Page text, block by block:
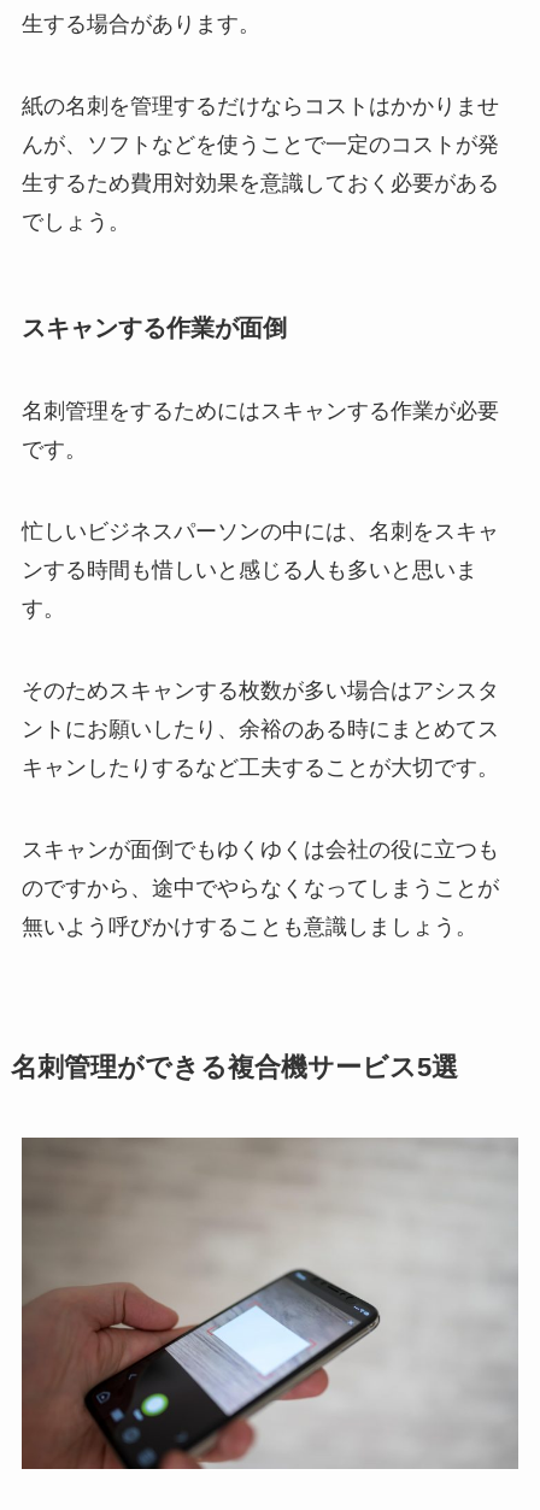
生する場合があります。
紙の名刺を管理するだけならコストはかかりませ
んが、ソフトなどを使うことで一定のコストが発
生するため費用対効果を意識しておく必要がある
でしょう。
スキャンする作業が面倒
名刺管理をするためにはスキャンする作業が必要
です。
忙しいビジネスパーソンの中には、名刺をスキャ
ンする時間も惜しいと感じる人も多いと思いま
す。
そのためスキャンする枚数が多い場合はアシスタ
ントにお願いしたり、余裕のある時にまとめてス
キャンしたりするなど工夫することが大切です。
スキャンが面倒でもゆくゆくは会社の役に立つも
のですから、途中でやらなくなってしまうことが
無いよう呼びかけすることも意識しましょう。
名刺管理ができる複合機サービス5選